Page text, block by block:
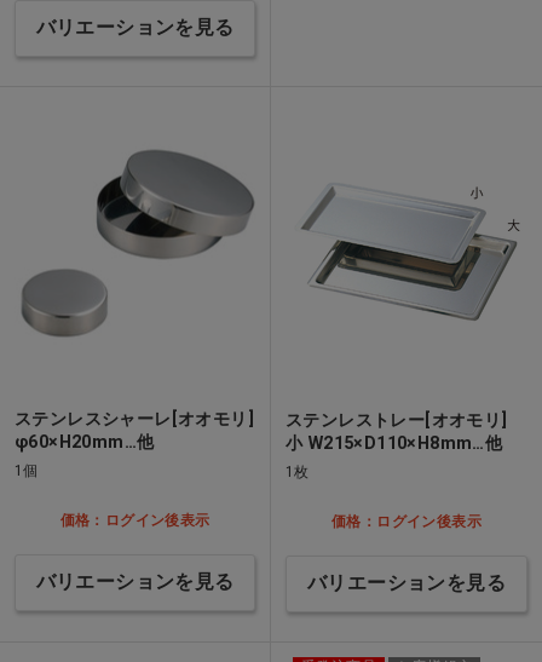
バリエーションを見る
ステンレスシャーレ[オオモリ]
φ60×H20mm…他
1個
価格：ログイン後表示
バリエーションを見る
ステンレストレー[オオモリ]
小 W215×D110×H8mm…他
1枚
価格：ログイン後表示
バリエーションを見る